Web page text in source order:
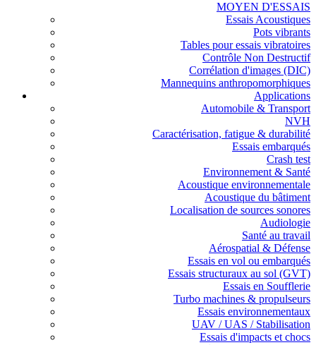
MOYEN D'ESSAIS
Essais Acoustiques
Pots vibrants
Tables pour essais vibratoires
Contrôle Non Destructif
Corrélation d'images (DIC)
Mannequins anthropomorphiques
Applications
Automobile & Transport
NVH
Caractérisation, fatigue & durabilité
Essais embarqués
Crash test
Environnement & Santé
Acoustique environnementale
Acoustique du bâtiment
Localisation de sources sonores
Audiologie
Santé au travail
Aérospatial & Défense
Essais en vol ou embarqués
Essais structuraux au sol (GVT)
Essais en Soufflerie
Turbo machines & propulseurs
Essais environnementaux
UAV / UAS / Stabilisation
Essais d'impacts et chocs